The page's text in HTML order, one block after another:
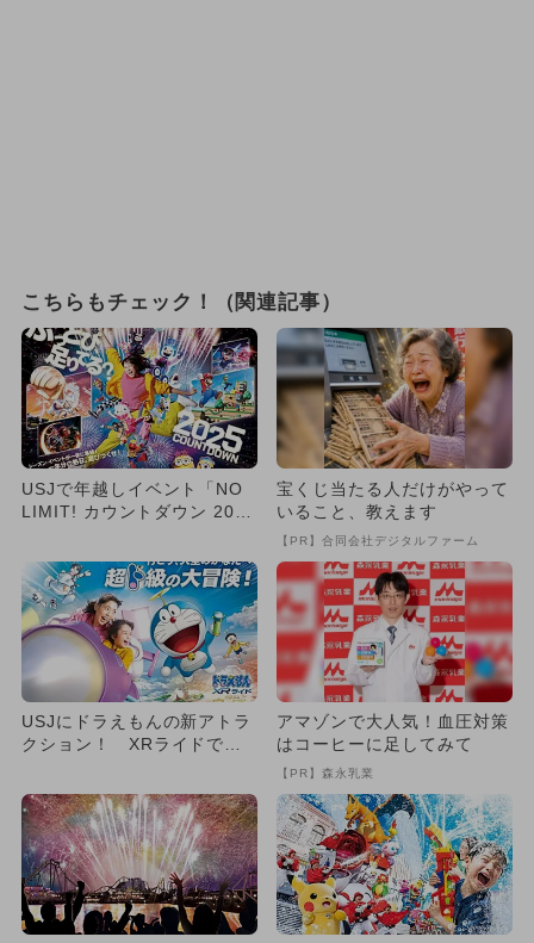
こちらもチェック！（関連記事）
USJで年越しイベント「NO
LIMIT! カウントダウン 202
宝くじ当たる人だけがやって
いること、教えます
【PR】合同会社デジタルファーム
USJにドラえもんの新アトラ
クション！ XRライドで大
アマゾンで大人気！血圧対策
はコーヒーに足してみて
【PR】森永乳業